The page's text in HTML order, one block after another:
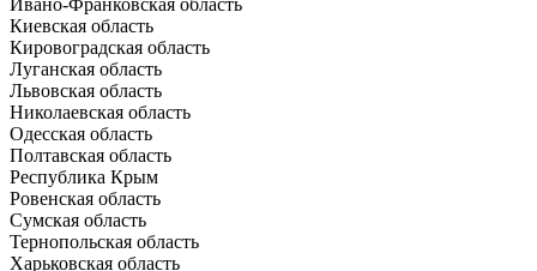
Ивано-Франковская область
Киевская область
Кировоградская область
Луганская область
Львовская область
Николаевская область
Одесская область
Полтавская область
Республика Крым
Ровенская область
Сумская область
Тернопольская область
Харьковская область